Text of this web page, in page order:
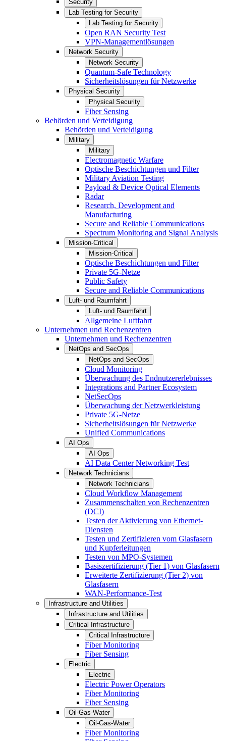
Security
Lab Testing for Security
Lab Testing for Security
Open RAN Security Test
VPN-Managementlösungen
Network Security
Network Security
Quantum-Safe Technology
Sicherheitslösungen für Netzwerke
Physical Security
Physical Security
Fiber Sensing
Behörden und Verteidigung
Behörden und Verteidigung
Military
Military
Electromagnetic Warfare
Optische Beschichtungen und Filter
Military Aviation Testing
Payload & Device Optical Elements
Radar
Research, Development and
Manufacturing
Secure and Reliable Communications
Spectrum Monitoring and Signal Analysis
Mission-Critical
Mission-Critical
Optische Beschichtungen und Filter
Private 5G-Netze
Public Safety
Secure and Reliable Communications
Luft- und Raumfahrt
Luft- und Raumfahrt
Allgemeine Luftfahrt
Unternehmen und Rechenzentren
Unternehmen und Rechenzentren
NetOps and SecOps
NetOps and SecOps
Cloud Monitoring
Überwachung des Endnutzererlebnisses
Integrations and Partner Ecosystem
NetSecOps
Überwachung der Netzwerkleistung
Private 5G-Netze
Sicherheitslösungen für Netzwerke
Unified Communications
AI Ops
AI Ops
AI Data Center Networking Test
Network Technicians
Network Technicians
Cloud Workflow Management
Zusammenschalten von Rechenzentren
(DCI)
Testen der Aktivierung von Ethernet-
Diensten
Testen und Zertifizieren vom Glasfasern
und Kupferleitungen
Testen von MPO-Systemen
Basiszertifizierung (Tier 1) von Glasfasern
Erweiterte Zertifizierung (Tier 2) von
Glasfasern
WAN-Performance-Test
Infrastructure and Utilities
Infrastructure and Utilities
Critical Infrastructure
Critical Infrastructure
Fiber Monitoring
Fiber Sensing
Electric
Electric
Electric Power Operators
Fiber Monitoring
Fiber Sensing
Oil-Gas-Water
Oil-Gas-Water
Fiber Monitoring